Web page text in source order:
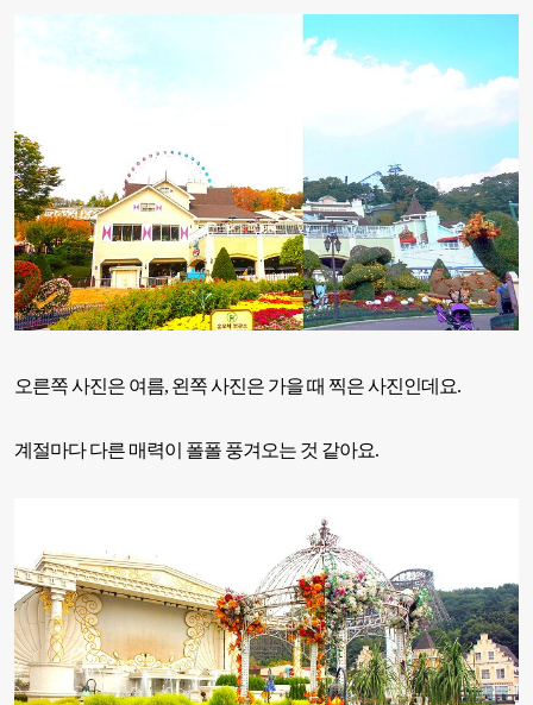
오른쪽 사진은 여름, 왼쪽 사진은 가을 때 찍은 사진인데요.
계절마다 다른 매력이 폴폴 풍겨오는 것 같아요.